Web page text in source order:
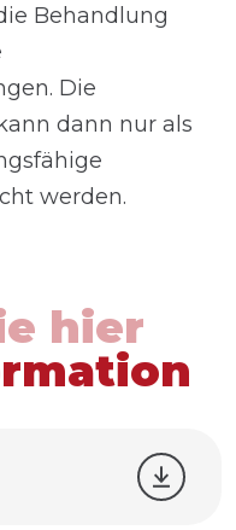
Behandlung
Die
dann nur als
werden.
hier